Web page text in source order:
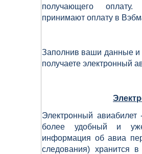
получающего
принимают оплату в
Заполнив ваши данные и
получаете электронный
Электронный авиабилет
более удобный и
информация об авиа
следования) хранится